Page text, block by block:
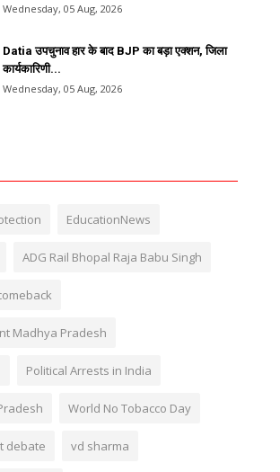
Wednesday, 05 Aug, 2026
Datia उपचुनाव हार के बाद BJP का बड़ा एक्शन, जिला
कार्यकारिणी...
Wednesday, 05 Aug, 2026
EducationNews
ADG Rail Bhopal Raja Babu Singh
Madhya Pradesh
Political Arrests in India
World No Tobacco Day
debate vd sharma